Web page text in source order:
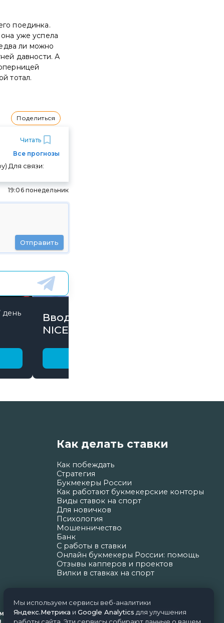
поединка.
уже успела
ли можно
давности. А
тотал.
Поделиться
Читать
Все прогнозы
Для связи:
19:06 понедельник
Отправить
день
Вводи Промокод
NICE15000 и забирай
Как делать ставки
Как побеждать
Стратегия
Букмекеры России
Как работают букмекерские конторы
Виды ставок на спорт
Для новичков
Психология
Мошенничество
Банк
С работы в ставки
Онлайн букмекеры России: помощь
Отзывы капперов и проектов
Вилки в ставках на спорт
технологий и массовых коммуникаций
Почта редакции: support@nice-bets.ru
Мы используем сервисы веб-аналитики
Яндекс.Метрика и Google Analytics для улучшения